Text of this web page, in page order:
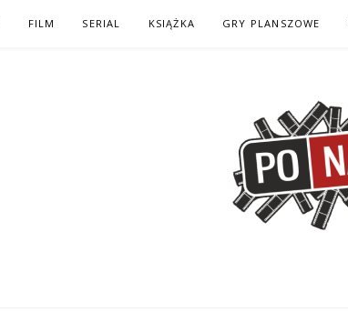
FILM SERIAL KSIĄŻKA GRY PLANSZOWE